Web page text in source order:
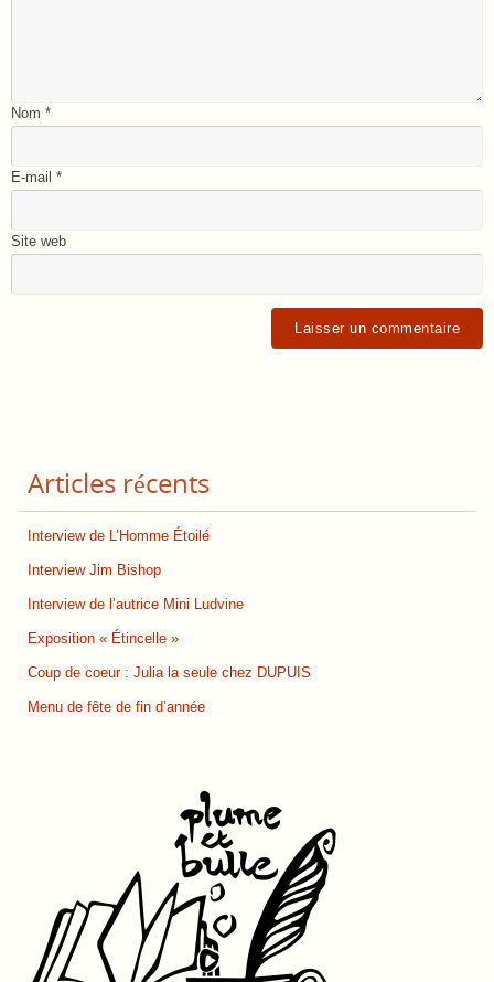
Nom *
E-mail *
Site web
Articles récents
Interview de L’Homme Étoilé
Interview Jim Bishop
Interview de l’autrice Mini Ludvine
Exposition « Étincelle »
Coup de coeur : Julia la seule chez DUPUIS
Menu de fête de fin d’année